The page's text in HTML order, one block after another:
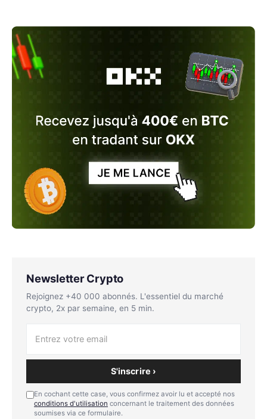
Newsletter Crypto
Rejoignez +40 000 abonnés. L'essentiel du marché
crypto, 2x par semaine, en 5 min.
S'inscrire ›
En cochant cette case, vous confirmez avoir lu et accepté nos
conditions d'utilisation concernant le traitement des données
soumises via ce formulaire.